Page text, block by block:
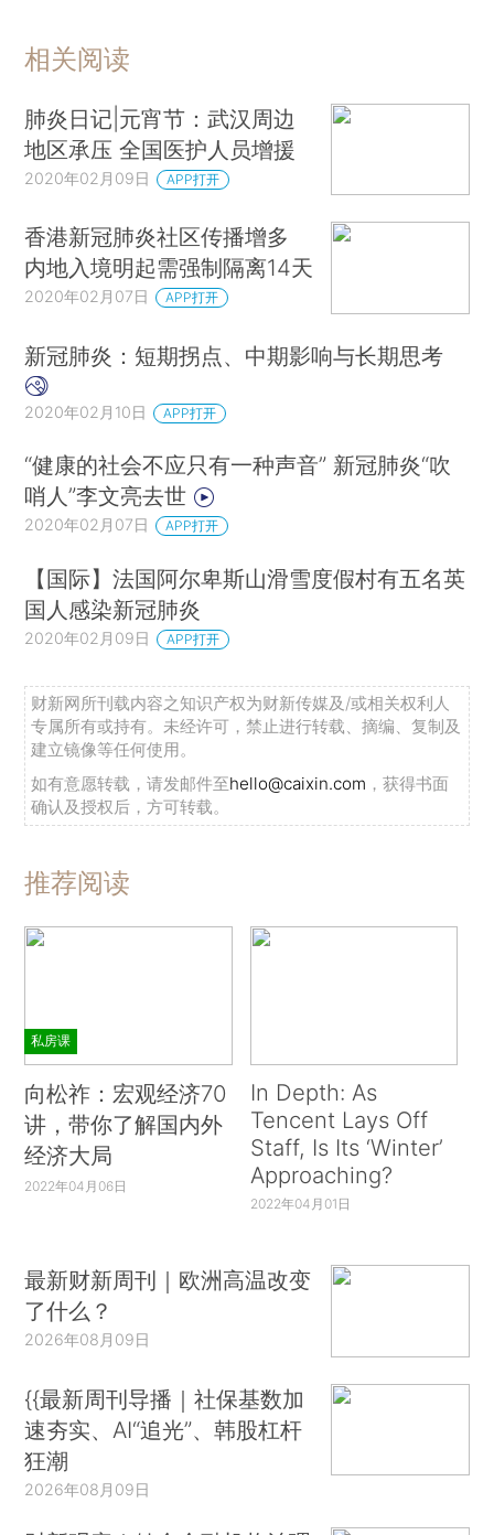
相关阅读
肺炎日记|元宵节：武汉周边
地区承压 全国医护人员增援
2020年02月09日 APP打开
香港新冠肺炎社区传播增多
内地入境明起需强制隔离14天
2020年02月07日 APP打开
新冠肺炎：短期拐点、中期影响与长期思考
2020年02月10日 APP打开
“健康的社会不应只有一种声音” 新冠肺炎“吹
哨人”李文亮去世
2020年02月07日 APP打开
【国际】法国阿尔卑斯山滑雪度假村有五名英
国人感染新冠肺炎
2020年02月09日 APP打开
财新网所刊载内容之知识产权为财新传媒及/或相关权利人
专属所有或持有。未经许可，禁止进行转载、摘编、复制及
建立镜像等任何使用。
如有意愿转载，请发邮件至hello@caixin.com ，获得书面
确认及授权后，方可转载。
推荐阅读
私房课
向松祚：宏观经济70
讲，带你了解国内外
经济大局
2022年04月06日
In Depth: As
Tencent Lays Off
Staff, Is Its ‘Winter’
Approaching?
2022年04月01日
最新财新周刊｜欧洲高温改变
了什么？
2026年08月09日
{{最新周刊导播｜社保基数加
速夯实、AI“追光”、韩股杠杆
狂潮
2026年08月09日